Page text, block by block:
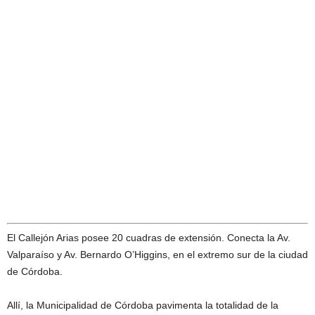
El Callejón Arias posee 20 cuadras de extensión. Conecta la Av.
Valparaíso y Av. Bernardo O’Higgins, en el extremo sur de la ciudad
de Córdoba.
Allí, la Municipalidad de Córdoba pavimenta la totalidad de la